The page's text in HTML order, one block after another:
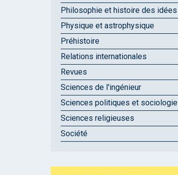
Philosophie et histoire des idées
Physique et astrophysique
Préhistoire
Relations internationales
Revues
Sciences de l'ingénieur
Sciences politiques et sociologie
Sciences religieuses
Société